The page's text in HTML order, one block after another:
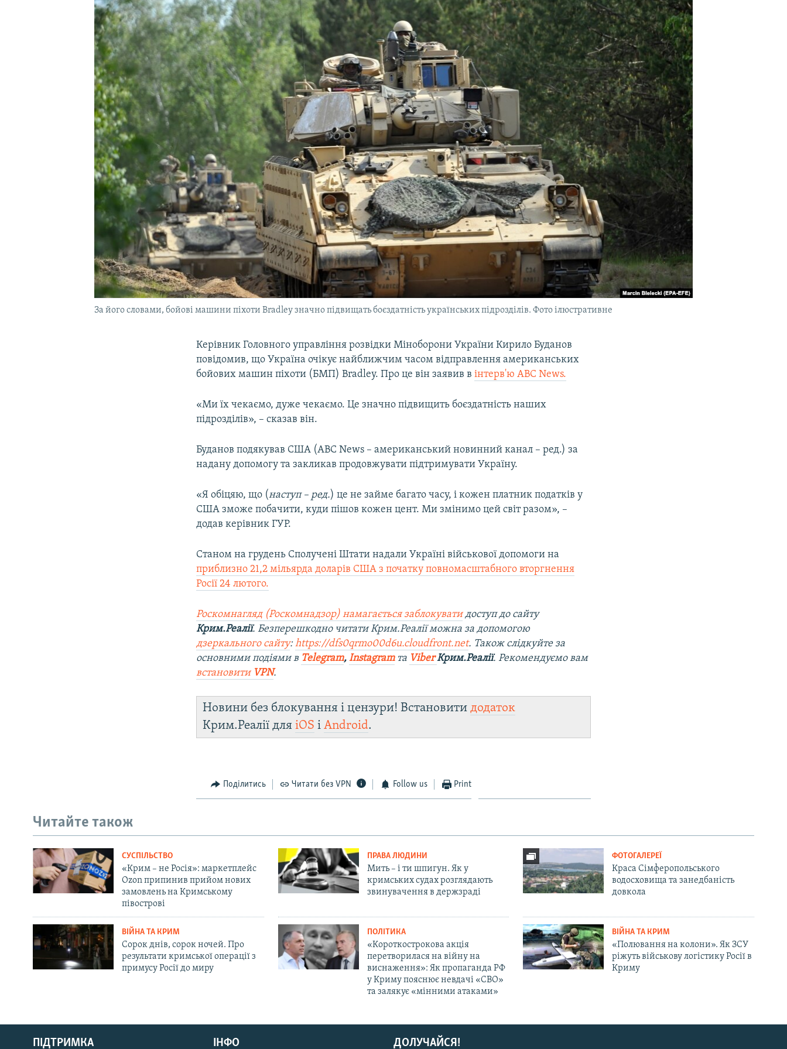
УКРАЇНСЬКА ПРОБЛЕМА КРИМУ
Русский
Qırımtatar
За його словами, бойові машини піхоти Bradley значно підвищать боєздатність українських підрозділів. Фото ілюстративне
Керівник Головного управління розвідки Міноборони України Кирило Буданов
повідомив, що Україна очікує найближчим часом відправлення американських
бойових машин піхоти (БМП) Bradley. Про це він заявив вінтерв'ю ABC News.
«Ми їх чекаємо, дуже чекаємо. Це значно підвищить боєздатність наших
підрозділів», – сказав він.
Буданов подякував США (ABC News – американський новинний канал – ред.) за
надану допомогу та закликав продовжувати підтримувати Україну.
«Я обіцяю, що (наступ – ред.) це не займе багато часу, і кожен платник податків у
США зможе побачити, куди пішов кожен цент. Ми змінимо цей світ разом», –
додав керівник ГУР.
Станом на грудень Сполучені Штати надали Україні військової допомоги на
приблизно 21,2 мільярда доларів США з початку повномасштабного вторгнення
Росії 24 лютого.
Роскомнагляд (Роскомнадзор) намагається заблокуватидоступ до сайту
Крим.Реалії. Безперешкодно читати Крим.Реалії можна за допомогою
дзеркального сайту:https://dfs0qrmo00d6u.cloudfront.net. Також слідкуйте за
основними подіями в Telegram,Instagramта ViberКрим.Реалії. Рекомендуємо вам
встановити VPN.
Новини без блокування і цензури! Встановитидодаток
Крим.Реалії дляiOS іAndroid.
Поділитись Читати без VPN Follow us Print
Читайте також
СУСПІЛЬСТВО
«Крим – не Росія»: маркетплейс
Ozon припинив прийом нових
замовлень на Кримському
півострові
ПРАВА ЛЮДИНИ
Мить – і ти шпигун. Як у
кримських судах розглядають
звинувачення в держзраді
ФОТОГАЛЕРЕЇ
Краса Сімферопольського
водосховища та занедбаність
довкола
ВІЙНА ТА КРИМ
Сорок днів, сорок ночей. Про
результати кримської операції з
примусу Росії до миру
ПОЛІТИКА
«Короткострокова акція
перетворилася на війну на
виснаження»: Як пропаганда РФ
у Криму пояснює невдачі «СВО»
та залякує «мінними атаками»
ВІЙНА ТА КРИМ
«Полювання на колони». Як ЗСУ
ріжуть військову логістику Росії в
Криму
ДОЛУЧАЙСЯ!
ПІДТРИМКА ІНФО